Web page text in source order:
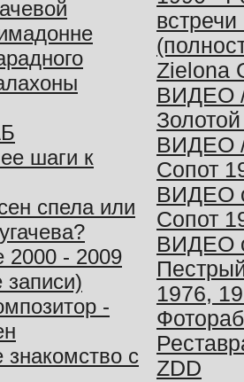
шаги к
спела или
2000 - 2009
-
с
Zielona
ВИДЕО
ВИДЕО
Сопот
ВИДЕО
Сопот
ВИДЕО
1976,
ZDD